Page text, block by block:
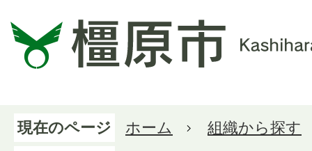
現在のページ ホーム
組織から探す